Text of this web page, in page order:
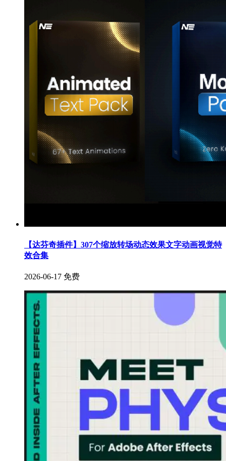
【达芬奇插件】307个缩放转场动态效果文字动画视觉特
效合集
2026-06-17 免费